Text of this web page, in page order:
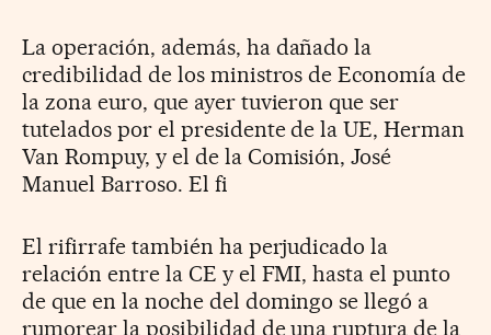
La operación, además, ha dañado la
credibilidad de los ministros de Economía de
la zona euro, que ayer tuvieron que ser
tutelados por el presidente de la UE, Herman
Van Rompuy, y el de la Comisión, José
Manuel Barroso. El fi
El rifirrafe también ha perjudicado la
relación entre la CE y el FMI, hasta el punto
de que en la noche del domingo se llegó a
rumorear la posibilidad de una ruptura de la